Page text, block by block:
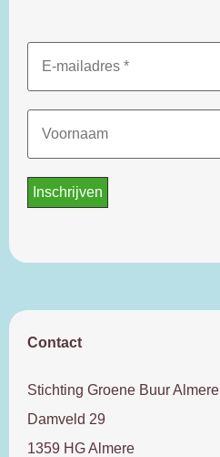
Contact
Stichting Groene Buur Almere
Damveld 29
1359 HG Almere